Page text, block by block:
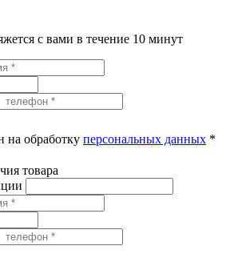
с вами в течение 10 минут
на обработку персональных данных *
товара